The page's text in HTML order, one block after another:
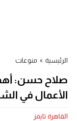
الرئيسية » منوعات
صلاح حسن:
الأعمال في
القاهرة تايمز